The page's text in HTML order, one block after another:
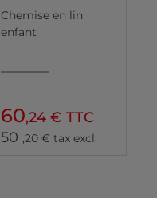
Chemise en lin
enfant
60,24 € TTC
50 ,20 € tax excl.